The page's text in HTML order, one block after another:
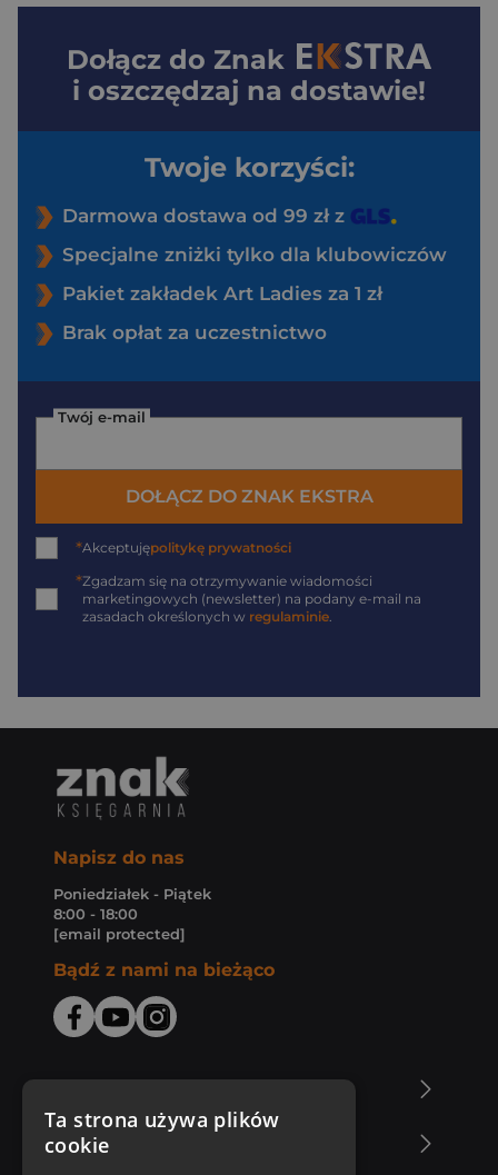
Dołącz do Znak
i oszczędzaj na dostawie!
Twoje korzyści:
Darmowa dostawa od 99 zł z
Specjalne zniżki tylko dla klubowiczów
Pakiet zakładek Art Ladies za 1 zł
Brak opłat za uczestnictwo
Twój e-mail
DOŁĄCZ DO ZNAK EKSTRA
*Akceptujępolitykę prywatności
*Zgadzam się na otrzymywanie wiadomości
marketingowych (newsletter) na podany e-mail na
zasadach określonych w regulaminie.
Napisz do nas
Poniedziałek - Piątek
8:00 - 18:00
[email protected]
Bądź z nami na bieżąco
Zakupy u nas
Ta strona używa plików
cookie